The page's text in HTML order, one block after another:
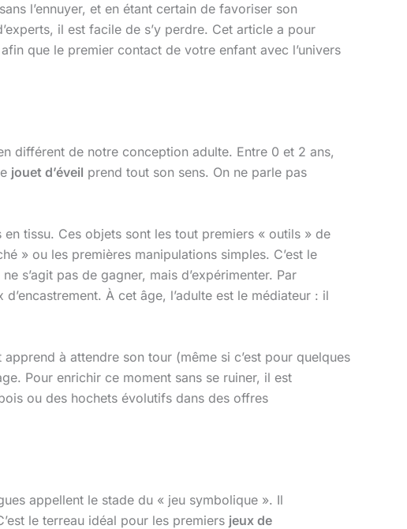
l’ennuyer, et en étant certain de favoriser son
il est facile de s’y perdre. Cet article a pour
que le premier contact de votre enfant avec l’univers
différent de notre conception adulte. Entre 0 et 2 ans,
jouet d’éveil prend tout son sens. On ne parle pas
tissu. Ces objets sont les tout premiers « outils » de
» ou les premières manipulations simples. C’est le
s’agit pas de gagner, mais d’expérimenter. Par
À cet âge, l’adulte est le médiateur : il
à attendre son tour (même si c’est pour quelques
Pour enrichir ce moment sans se ruiner, il est
ou des hochets évolutifs dans des offres
appellent le stade du « jeu symbolique ». Il
le terreau idéal pour les premiers jeux de